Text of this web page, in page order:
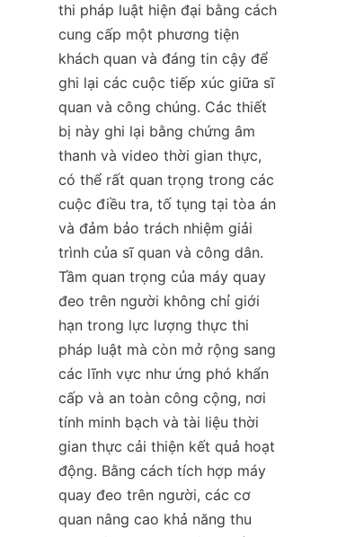
thi pháp luật hiện đại bằng cách
cung cấp một phương tiện
khách quan và đáng tin cậy để
ghi lại các cuộc tiếp xúc giữa sĩ
quan và công chúng. Các thiết
bị này ghi lại bằng chứng âm
thanh và video thời gian thực,
có thể rất quan trọng trong các
cuộc điều tra, tố tụng tại tòa án
và đảm bảo trách nhiệm giải
trình của sĩ quan và công dân.
Tầm quan trọng của máy quay
đeo trên người không chỉ giới
hạn trong lực lượng thực thi
pháp luật mà còn mở rộng sang
các lĩnh vực như ứng phó khẩn
cấp và an toàn công cộng, nơi
tính minh bạch và tài liệu thời
gian thực cải thiện kết quả hoạt
động. Bằng cách tích hợp máy
quay đeo trên người, các cơ
quan nâng cao khả năng thu